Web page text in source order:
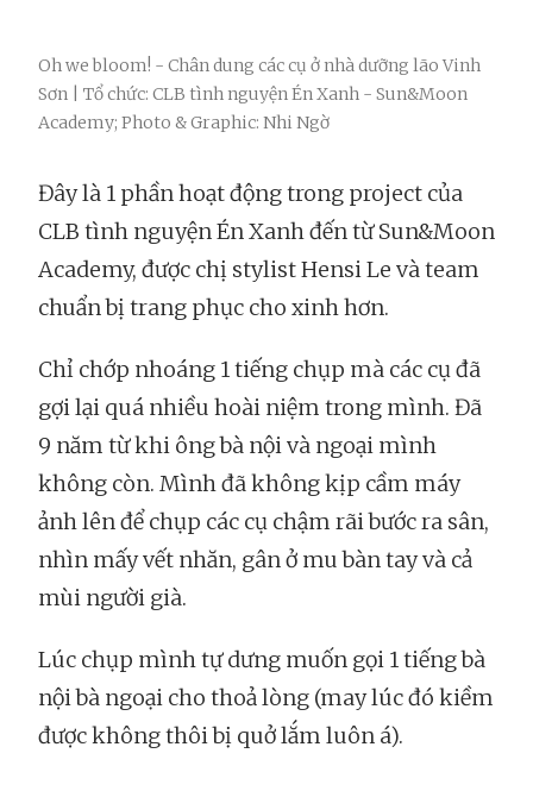
Oh we bloom! - Chân dung các cụ ở nhà dưỡng lão Vinh
Sơn | Tổ chức: CLB tình nguyện Én Xanh - Sun&Moon
Academy; Photo & Graphic: Nhi Ngờ
Đây là 1 phần hoạt động trong project của
CLB tình nguyện Én Xanh đến từ Sun&Moon
Academy, được chị stylist Hensi Le và team
chuẩn bị trang phục cho xinh hơn.
Chỉ chớp nhoáng 1 tiếng chụp mà các cụ đã
gợi lại quá nhiều hoài niệm trong mình. Đã
9 năm từ khi ông bà nội và ngoại mình
không còn. Mình đã không kịp cầm máy
ảnh lên để chụp các cụ chậm rãi bước ra sân,
nhìn mấy vết nhăn, gân ở mu bàn tay và cả
mùi người già.
Lúc chụp mình tự dưng muốn gọi 1 tiếng bà
nội bà ngoại cho thoả lòng (may lúc đó kiềm
được không thôi bị quở lắm luôn á).